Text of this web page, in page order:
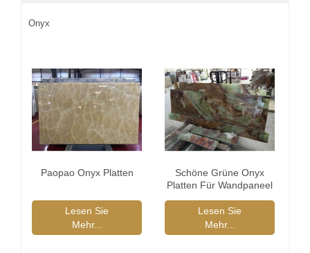
Onyx
Paopao Onyx Platten
Lesen Sie
Mehr...
Schöne Grüne Onyx
Platten Für Wandpaneel
Lesen Sie
Mehr...